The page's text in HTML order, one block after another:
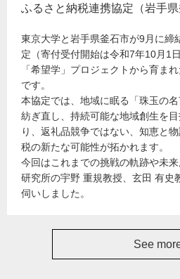
ふるさと納税連携協定（岩手県
東京大学と岩手県釜石市が9月に締
定（寄付受付開始は令和7年10月1
「希望学」プロジェクトから育ま
です。
本協定では、地域に眠る「珠玉の
紡ぎ直し、持続可能な地域創生を
り、返礼品競争ではない、知恵と
税の新たな可能性が拓かれます。
今回はこれまでの挑戦の軌跡や未
研究所の宇野 重規教授、玄田 有史
伺いしました。
See